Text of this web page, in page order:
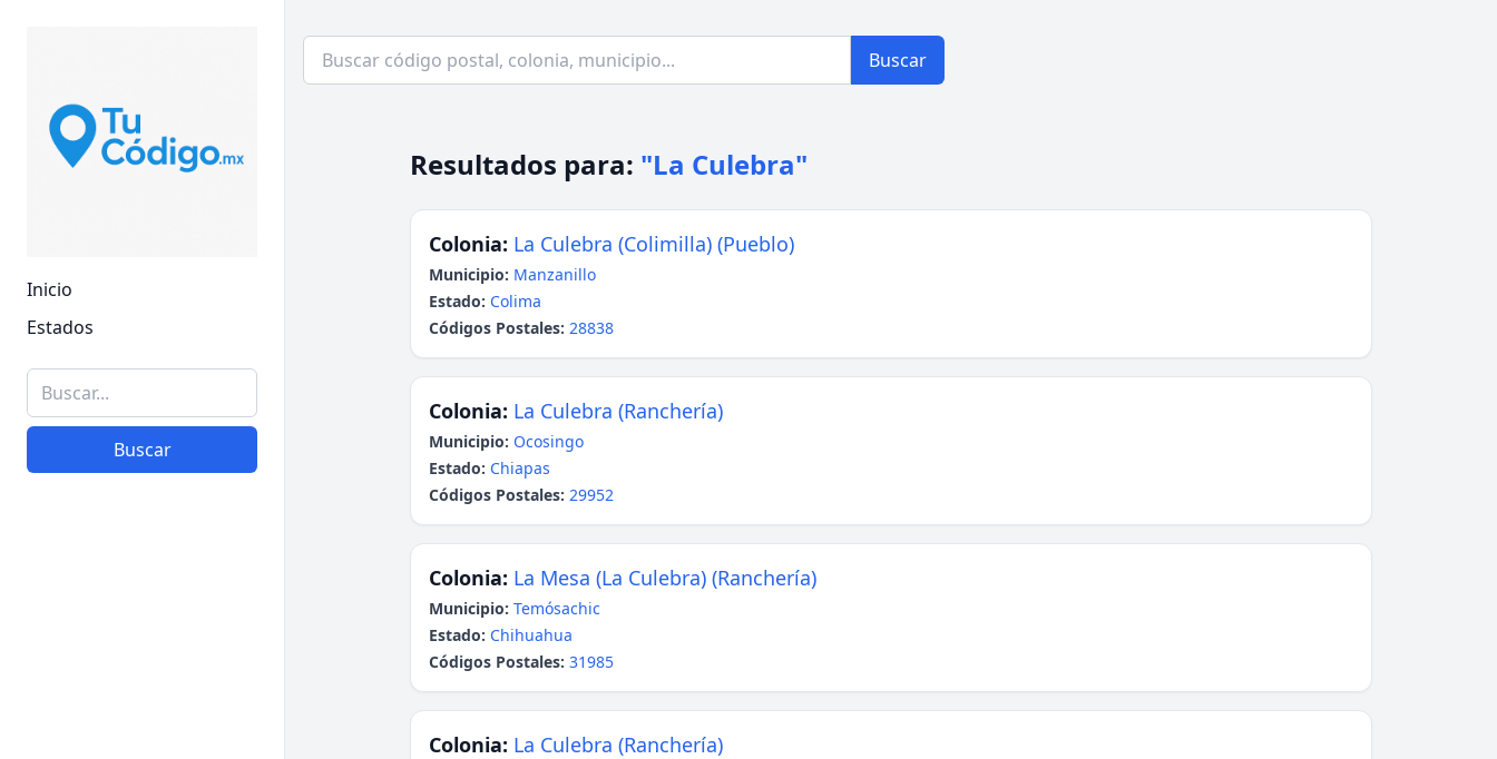
Inicio
Estados
Buscar
Buscar
Resultados para: "La Culebra"
Colonia: La Culebra (Colimilla) (Pueblo)
Municipio: Manzanillo
Estado: Colima
Códigos Postales: 28838
Colonia: La Culebra (Ranchería)
Municipio: Ocosingo
Estado: Chiapas
Códigos Postales: 29952
Colonia: La Mesa (La Culebra) (Ranchería)
Municipio: Temósachic
Estado: Chihuahua
Códigos Postales: 31985
Colonia: La Culebra (Ranchería)